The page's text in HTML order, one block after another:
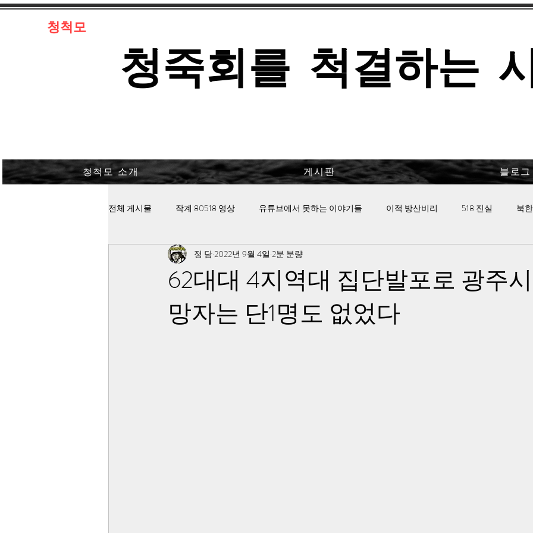
​청척모
청죽회를 척결하는
청척모 소개 게시판 블로그
전체 게시물 작계 80518 영상 유튜브에서 못하는 이야기들 이적 방산비리 518 진실 북
김대중 북한경찰 납치고문 안보 핫이슈
62대대 4지역대 집단발포로 광주
망자는 단1명도 없었다
정 담2022년 9월 4일 2분 분량